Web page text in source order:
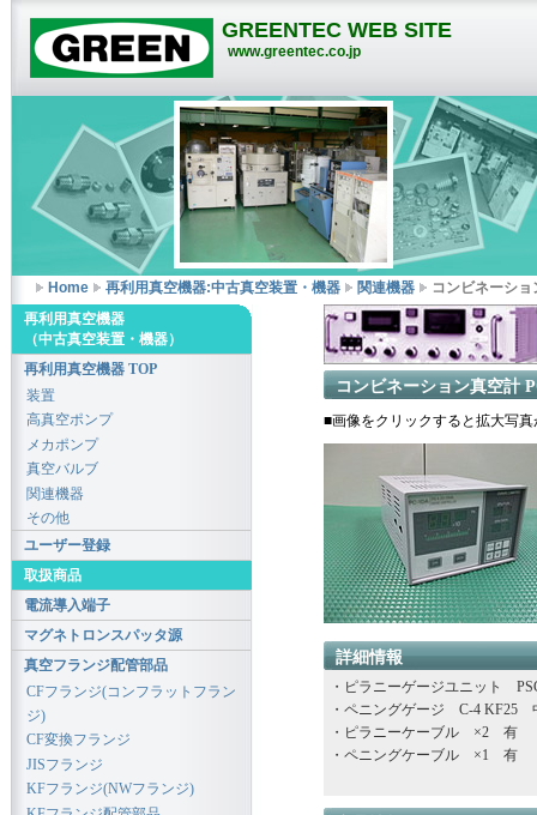
GREENTEC WEB SITE
www.greentec.co.jp
Home 再利用真空機器:中古真空装置・機器 関連機器 コンビネーシ
コンビネーション真空計
■画像をクリックすると拡大写
詳細情報
・ピラニーゲージユニット
・ペニングゲージ C-4 KF25
・ピラニーケーブル ×2 有
・ペニングケーブル ×1 有
再利用真空機器
（中古真空装置・機器）
再利用真空機器 TOP
装置
高真空ポンプ
メカポンプ
真空バルブ
関連機器
その他
ユーザー登録
取扱商品
電流導入端子
マグネトロンスパッタ源
真空フランジ配管部品
CFフランジ(コンフラットフラン
ジ)
CF変換フランジ
JISフランジ
KFフランジ(NWフランジ)